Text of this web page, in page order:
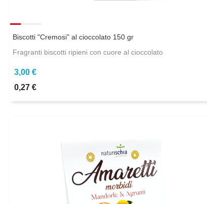
Biscotti "Cremosi" al cioccolato 150 gr
Fragranti biscotti ripieni con cuore al cioccolato
3,00 €
0,27 €